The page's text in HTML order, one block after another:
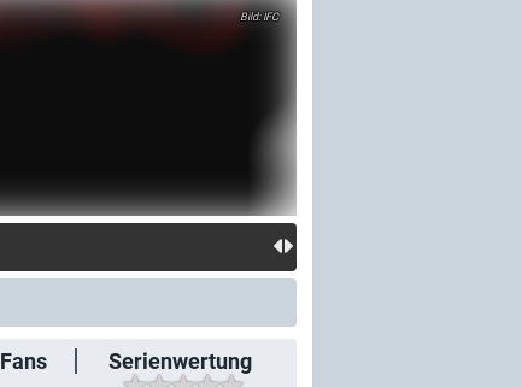
IFC
Fans Serienwertung